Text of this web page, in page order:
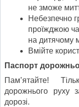
не зможе
Небезпечно
проїжджою
на дитячому
Вмійте
Паспорт
Пам’ятайте!
дорожнього руху
дорозі.